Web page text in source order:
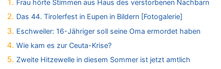
06.08.2026 - 16:53 von Frage zu
Zweite Hitzewelle in diesem Sommer ist jetzt amtlich
06.08.2026 - 16:39 von Noah Parmentier zu
Zweite Hitzewelle in diesem Sommer ist jetzt amtlich
Frau hörte Stimmen aus Haus des verstorbenen Nachbarn
Das 44. Tirolerfest in Eupen in Bildern [Fotogalerie]
Eschweiler: 16-Jähriger soll seine Oma ermordet haben
Wie kam es zur Ceuta-Krise?
Zweite Hitzewelle in diesem Sommer ist jetzt amtlich